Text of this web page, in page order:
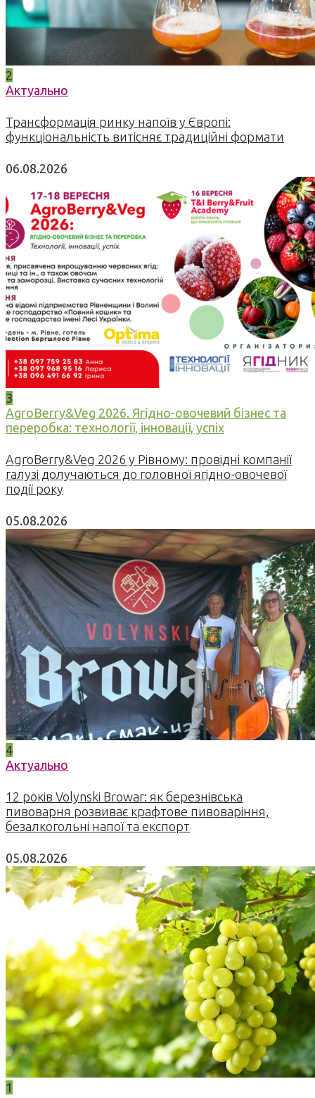
2
Актуально
Трансформація ринку напоїв у Європі:
функціональність витісняє традиційні формати
06.08.2026
3
AgroBerry&Veg 2026. Ягідно-овочевий бізнес та
переробка: технології, інновації, успіх
AgroBerry&Veg 2026 у Рівному: провідні компанії
галузі долучаються до головної ягідно-овочевої
події року
05.08.2026
4
Актуально
12 років Volynski Browar: як березнівська
пивоварня розвиває крафтове пивоваріння,
безалкогольні напої та експорт
05.08.2026
1